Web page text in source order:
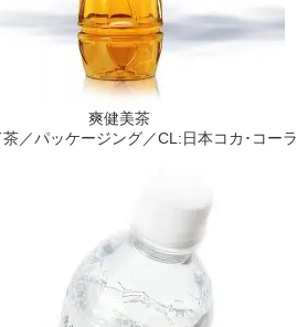
爽健美茶
／パッケージング／CL:日本コカ･コーラ